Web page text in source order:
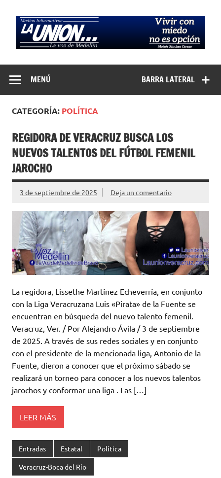
contenido
Medios
Informativos La
Unión…
BARRA LATERAL
MENÚ
CATEGORÍA: POLÍTICA
REGIDORA DE VERACRUZ BUSCA LOS
NUEVOS TALENTOS DEL FÚTBOL FEMENIL
JAROCHO
3 de septiembre de 2025 Deja un comentario
La regidora, Lissethe Martínez Echeverría, en conjunto
con la Liga Veracruzana Luis «Pirata» de la Fuente se
encuentran en búsqueda del nuevo talento femenil.
Veracruz, Ver. / Por Alejandro Ávila / 3 de septiembre
de 2025. A través de sus redes sociales y en conjunto
con el presidente de la mencionada liga, Antonio de la
Fuente, dieron a conocer que el próximo sábado se
realizará un torneo para conocer a los nuevos talentos
jarochos y conformar una liga . Las […]
LEER MÁS
Entradas Estatal Política
Veracruz-Boca del Río